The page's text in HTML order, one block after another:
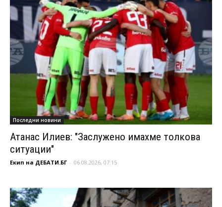
Последни новини
Атанас Илиев: "Заслужено имахме толкова
ситуации"
Екип на ДЕБАТИ.БГ - 06.08.2026, 07:15